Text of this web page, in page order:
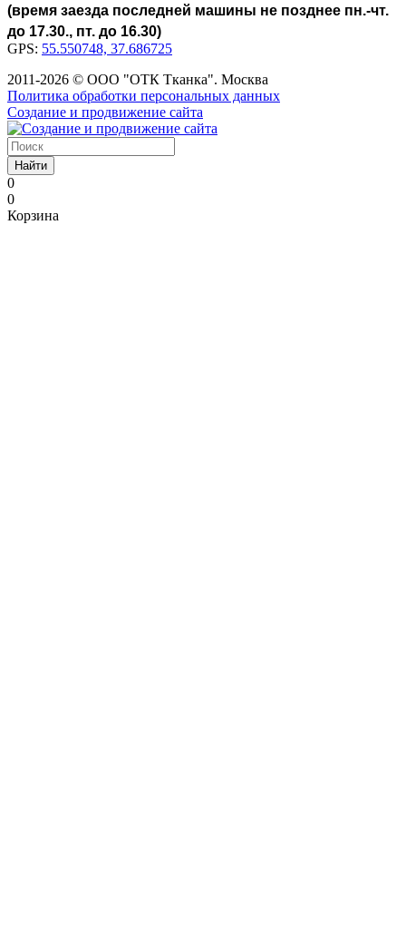
(время заезда последней машины не позднее пн.-чт.
до 17.30., пт. до 16.30)
GPS: 55.550748, 37.686725
2011-2026 © ООО "ОТК Тканка". Москва
Политика обработки персональных данных
Создание и продвижение сайта
Найти
0
0
Корзина